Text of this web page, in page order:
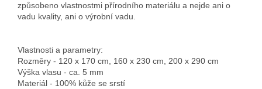
způsobeno vlastnostmi přírodního materiálu a nejde ani o
vadu kvality, ani o výrobní vadu.
Vlastnosti a parametry:
Rozměry - 120 x 170 cm, 160 x 230 cm, 200 x 290 cm
Výška vlasu - ca. 5 mm
Materiál - 100% kůže se srstí